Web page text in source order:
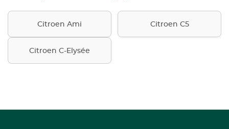
Citroen Ami Citroen C5
Citroen C-Elysée